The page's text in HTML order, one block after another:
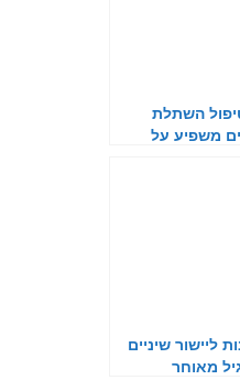
השתלת
משפיע על
ליישור שיניים
מאוחר